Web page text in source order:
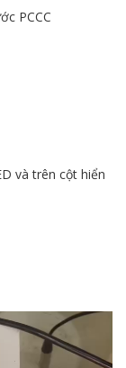
PCCC
và trên cột hiển